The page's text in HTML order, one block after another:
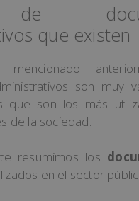
que existen
son muy
que son los más
de la sociedad.
resumimos los
en el sector